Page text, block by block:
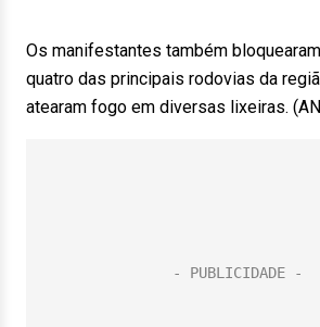
Os manifestantes também
quatro das principais rodovias da
atearam fogo em diversas lixeiras.